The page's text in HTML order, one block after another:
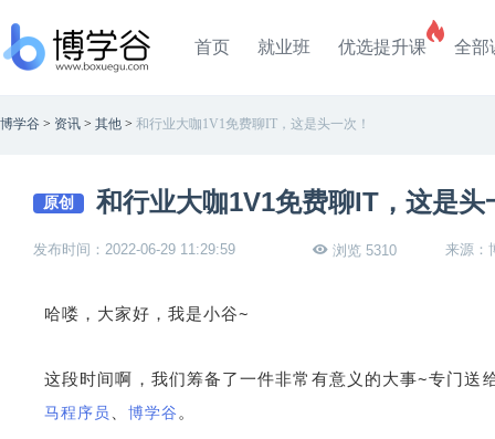
首页 就业班 优选提升课 全部
博学谷 > 资讯 > 其他 > 和行业大咖1V1免费聊IT，这是头一次！
原创 和行业大咖1V1免费聊IT，这是头
发布时间：2022-06-29 11:29:59 浏览 5310 来源：
哈喽，大家好，我是小谷~
这段时间啊，我们筹备了一件非常有意义的大事~专门送
马程序员 、 博学谷。